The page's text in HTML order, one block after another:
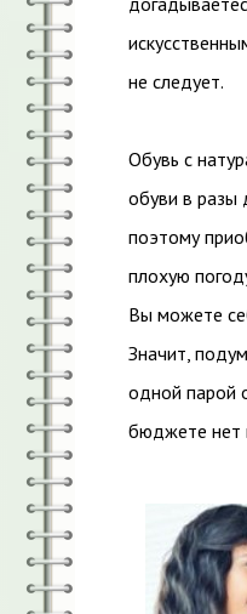
не следует.
Обувь с
обуви в разы
поэтому
плохую
Вы можете
Значит,
одной парой
бюджете нет